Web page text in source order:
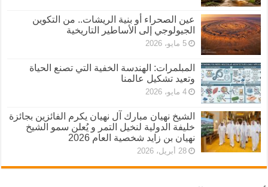
عين الصحراء أو بنية الريشات.. من التكوين
الجيولوجي إلى الأساطير التاريخية
5 مايو، 2026
المبلمرات: الهندسة الخفية التي تصنع الحياة
وتعيد تشكيل عالمنا
4 مايو، 2026
الشيخ نهيان مبارك آل نهيان يكرم الفائزين بجائزة
خليفة الدولية لنخيل التمر و يُعلن سمو الشيخ
نهيان بن زايد شخصية العام 2026
28 أبريل، 2026